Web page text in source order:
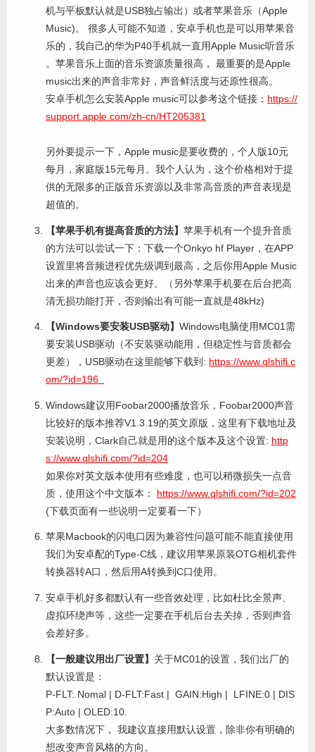
机与平板默认就是USB独占输出）或者苹果音乐（Apple
Music)。 很多人可能不知道，安卓手机也是可以用苹果音
乐的，我自己的华为P40手机就一直用Apple Music听音乐
。苹果音乐上面的音乐资源质量很高， 最重要的是Apple
music出来的声音非常好，声音鲜活度与还原性很高。
安卓手机怎么安装Apple music可以参考这个链接： https://
support.apple.com/zh-cn/HT205381
另外要提示一下，Apple music是要收费的，个人版10元
每月，家庭版15元每月。我个人认为，这个价格相对于提
供的无限多的正版音乐资源以及非常高音质的声音表现是
超值的。
【苹果手机有提高音质的方法】 苹果手机有一个提升音质
的方法可以尝试一下：下载一个Onkyo hf Player，在APP
设置里将音频进程优先级调到最高，之后你用Apple Music
出来的声音也应该会更好。（另外苹果手机要在后台把高
清无损功能打开，否则输出有可能一直就是48kHz)
【Windows要安装USB驱动】 Windows电脑使用MC01需
要安装USB驱动（不安装驱动能用，但稳定性与音质都会
更差），USB驱动在这里能够下载到: https://www.qlshifi.c
om/?id=196
Windows建议用Foobar2000播放音乐，Foobar2000声音
比较好的版本推荐V1.3.19的英文原版，这里有下载地址及
安装说明，Clark自己就是用的这个版本及这个设置: http
s://www.qlshifi.com/?id=204
如果你对英文版本使用有些难度，也可以稍微损失一点音
质，使用这个中文版本： https://www.qlshifi.com/?id=202
(下载页面有一些说明一定要看一下）
苹果Macbook的闪电口因为兼容性问题可能不能直接使用
我们为安卓配的Type-C线，建议用苹果原装OTG相机套件
转换器转A口，然后用A转换到C口使用。
安卓手机好多都默认有一些音效处理，比如杜比全景声、
虚拟环绕声等，这些一定要在手机后台去关掉，否则声音
会差好多。
【一般建议用出厂设置】 关于MC01的设置，我们出厂的
默认设置是：
P-FLT: Nomal | D-FLT:Fast | GAIN:High | LFINE:0 | DIS
P:Auto | OLED:10.
大多数情况下， 我建议直接用默认设置，除非你有明确的
想改变声音风格的方向。